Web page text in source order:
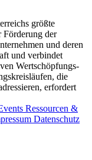
größte
Förderung der
und deren
und verbindet
Wertschöpfungs-
die
erfordert
Ressourcen &
Datenschutz